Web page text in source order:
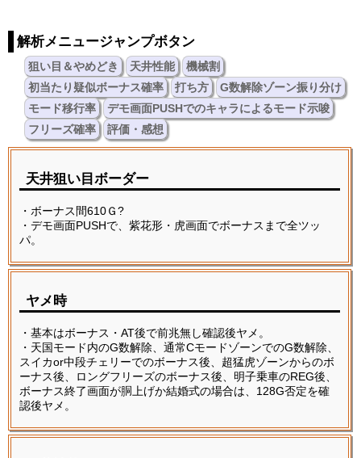
解析メニュージャンプボタン
狙い目＆やめどき 天井性能
機械割
初当たり疑似ボーナス確率
打ち方
G数解除ゾーン振り分け
モード移行率
デモ画面PUSHでのキャラによるモード示唆
フリーズ確率
評価・感想
天井狙い目ボーダー
・ボーナス間610Ｇ?
・デモ画面PUSHで、紫花形・虎画面でボーナスまで全ツッ
パ。
ヤメ時
・基本はボーナス・AT後で前兆無し確認後ヤメ。
・天国モード内のG数解除、通常CモードゾーンでのG数解除、
スイカor中段チェリーでのボーナス後、超猛虎ゾーンからのボ
ーナス後、ロングフリーズのボーナス後、明子乗車のREG後、
ボーナス終了画面が胴上げか結婚式の場合は、128G否定を確
認後ヤメ。